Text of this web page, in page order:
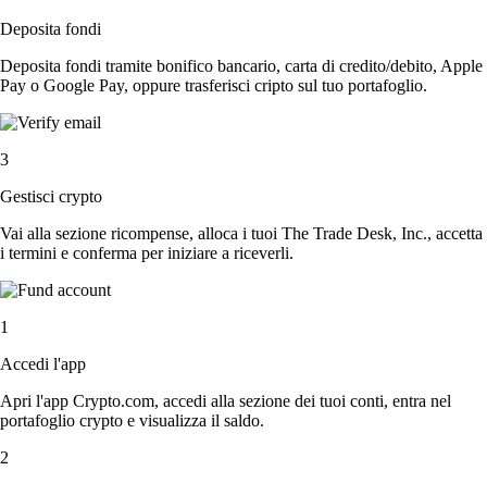
Deposita fondi
Deposita fondi tramite bonifico bancario, carta di credito/debito, Apple
Pay o Google Pay, oppure trasferisci cripto sul tuo portafoglio.
3
Gestisci crypto
Vai alla sezione ricompense, alloca i tuoi The Trade Desk, Inc., accetta
i termini e conferma per iniziare a riceverli.
1
Accedi l'app
Apri l'app Crypto.com, accedi alla sezione dei tuoi conti, entra nel
portafoglio crypto e visualizza il saldo.
2